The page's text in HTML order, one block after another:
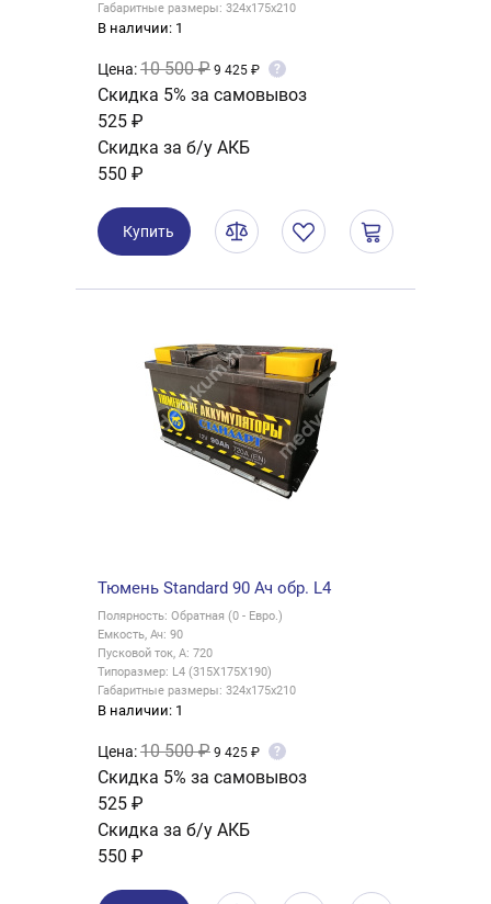
Габаритные размеры: 324x175x210
В наличии: 1
Цена:10 500 ₽ 9 425 ₽ ?
Скидка 5% за самовывоз
525 ₽
Скидка за б/у АКБ
550 ₽
Купить
Тюмень Standard 90 Ач обр. L4
Полярность: Обратная (0 - Евро.)
Емкость, Ач: 90
Пусковой ток, А: 720
Типоразмер: L4 (315X175X190)
Габаритные размеры: 324x175x210
В наличии: 1
Цена:10 500 ₽ 9 425 ₽ ?
Скидка 5% за самовывоз
525 ₽
Скидка за б/у АКБ
550 ₽